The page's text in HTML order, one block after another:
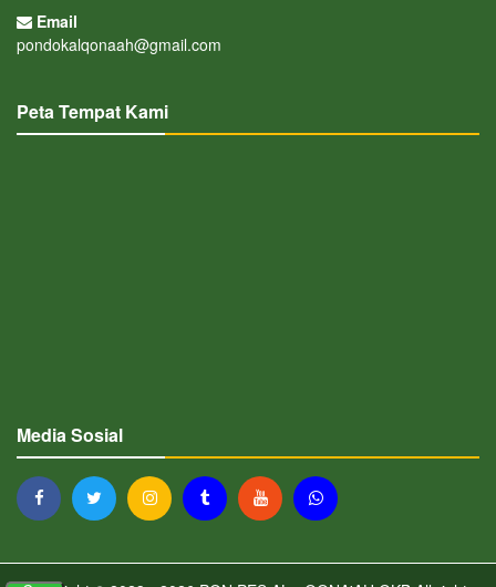
Email
pondokalqonaah@gmail.com
Peta Tempat Kami
Media Sosial